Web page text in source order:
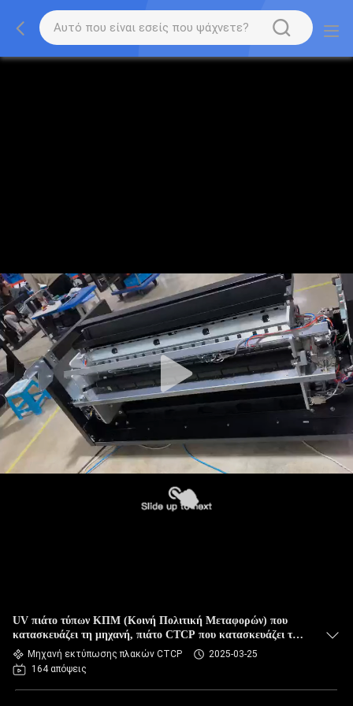
UV πιάτο τύπων ΚΠΜ (Κοινή Πολιτική Μεταφορών) που
κατασκευάζει τη μηχανή, πιάτο CTCP που κατασκευάζει τη
μηχανήΜηχανή εκτύπωσης πλακών CTCP
2025-03-25
164 απόψεις